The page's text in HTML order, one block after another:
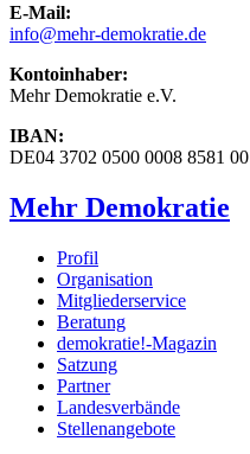
E-Mail:
info@mehr-demokratie.de
Kontoinhaber:
Mehr Demokratie e.V.
IBAN:
DE04 3702 0500 0008 8581 00
Mehr Demokratie
Profil
Organisation
Mitgliederservice
Beratung
demokratie!-Magazin
Satzung
Partner
Landesverbände
Stellenangebote